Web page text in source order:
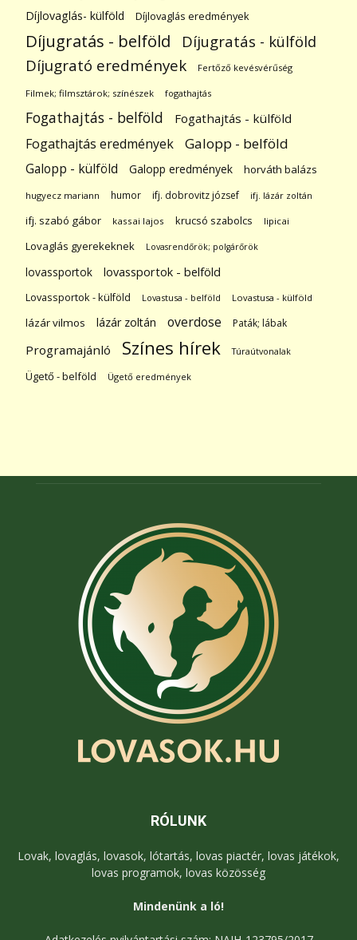
Díjlovaglás- külföld
Díjlovaglás eredmények
Díjugratás - belföld Díjugratás - külföld
Díjugrató eredmények Fertőző kevésvérűség
Filmek; filmsztárok; színészek fogathajtás
Fogathajtás - belföld Fogathajtás - külföld
Fogathajtás eredmények Galopp - belföld
Galopp - külföld Galopp eredmények horváth balázs
hugyecz mariann humor ifj. dobrovitz józsef ifj. lázár zoltán
ifj. szabó gábor kassai lajos krucsó szabolcs lipicai
Lovaglás gyerekeknek Lovasrendőrök; polgárőrök
lovassportok lovassportok - belföld
Lovassportok - külföld Lovastusa - belföld Lovastusa - külföld
lázár vilmos lázár zoltán overdose Paták; lábak
Programajánló Színes hírek Túraútvonalak
Ügető - belföld Ügető eredmények
RÓLUNK
Lovak, lovaglás, lovasok, lótartás, lovas piactér, lovas játékok,
lovas programok, lovas közösség
Mindenünk a ló!